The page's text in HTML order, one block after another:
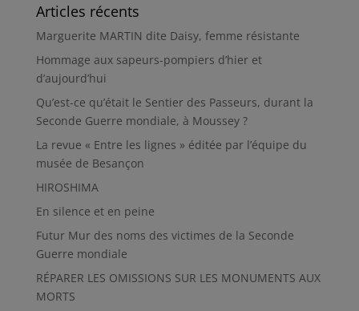
Articles récents
Marguerite MARTIN dite Daisy, femme résistante
Hommage aux sapeurs-pompiers d’hier et
d’aujourd’hui
Qu’est-ce qu’était le Sentier des Passeurs, durant la
Seconde Guerre mondiale, à Moussey ?
La revue « Entre les lignes » éditée par l’équipe du
musée de Besançon
HIROSHIMA
En silence et en peine
Futur Mur des noms des victimes de la Seconde
Guerre mondiale
RÉPARER LES OMISSIONS SUR LES MONUMENTS AUX
MORTS